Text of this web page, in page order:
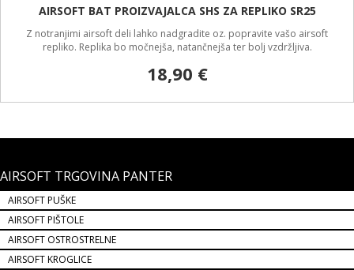
AIRSOFT BAT PROIZVAJALCA SHS ZA REPLIKO SR25
Z notranjimi airsoft deli lahko nadgradite oz. popravite vašo airsoft
repliko. Replika bo močnejša, natančnejša ter bolj vzdržljiva.
18,90 €
AIRSOFT TRGOVINA PANTER
AIRSOFT PUŠKE
AIRSOFT PIŠTOLE
AIRSOFT OSTROSTRELNE
AIRSOFT KROGLICE